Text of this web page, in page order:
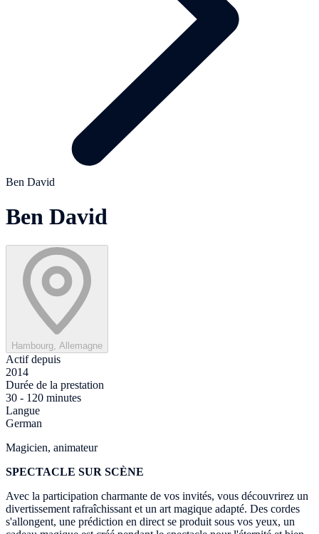
Ben David
Ben David
Hambourg, Allemagne
Actif depuis
2014
Durée de la prestation
30 - 120 minutes
Langue
German
Magicien, animateur
SPECTACLE SUR SCÈNE
Avec la participation charmante de vos invités, vous découvrirez un
divertissement rafraîchissant et un art magique adapté. Des cordes
s'allongent, une prédiction en direct se produit sous vos yeux, un